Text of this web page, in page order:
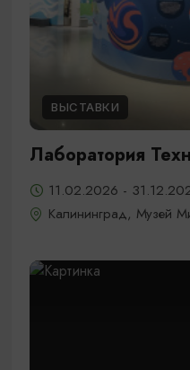
ВЫСТАВКИ
Лаборатория
11.02.2026 -
Калининград, Музей